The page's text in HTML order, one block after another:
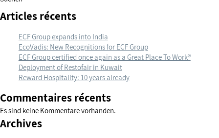
Articles récents
ECF Group expands into India
EcoVadis: New Recognitions for ECF Group
ECF Group certified once again as a Great Place To Work®
Deployment of Restofair in Kuwait
Reward Hospitality: 10 years already
Commentaires récents
Es sind keine Kommentare vorhanden.
Archives